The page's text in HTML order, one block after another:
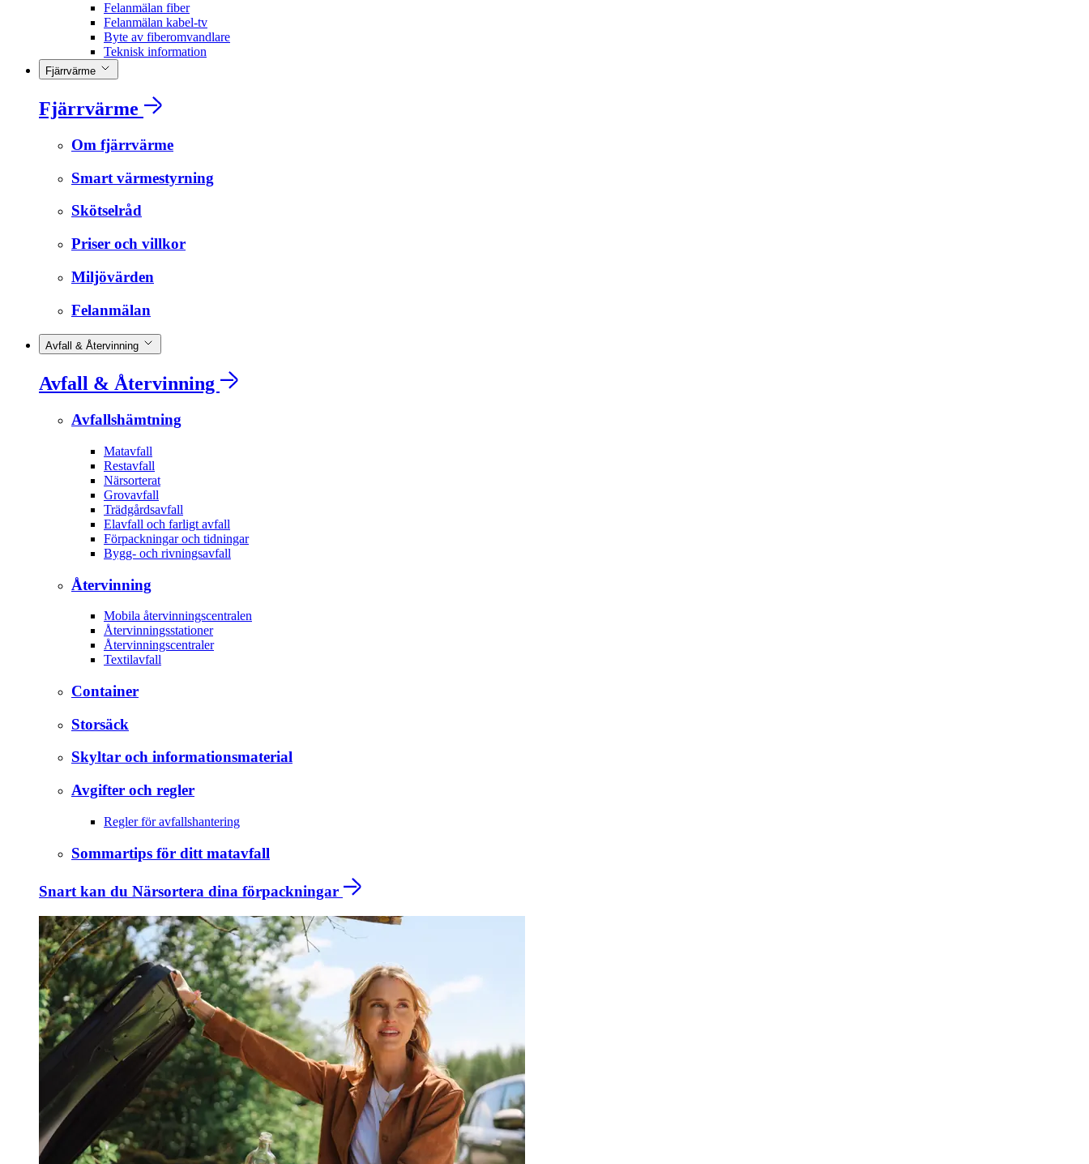
Felanmälan fiber
Felanmälan kabel-tv
Byte av fiberomvandlare
Teknisk information
Fjärrvärme
Fjärrvärme
Om fjärrvärme
Smart värmestyrning
Skötselråd
Priser och villkor
Miljövärden
Felanmälan
Avfall & Återvinning
Avfall & Återvinning
Avfallshämtning
Matavfall
Restavfall
Närsorterat
Grovavfall
Trädgårdsavfall
Elavfall och farligt avfall
Förpackningar och tidningar
Bygg- och rivningsavfall
Återvinning
Mobila återvinningscentralen
Återvinningsstationer
Återvinningscentraler
Textilavfall
Container
Storsäck
Skyltar och informationsmaterial
Avgifter och regler
Regler för avfallshantering
Sommartips för ditt matavfall
Snart kan du Närsortera dina förpackningar